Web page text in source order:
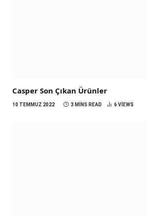
Casper Son Çıkan Ürünler
10 TEMMUZ 2022 3 MINS READ 6 VIEWS